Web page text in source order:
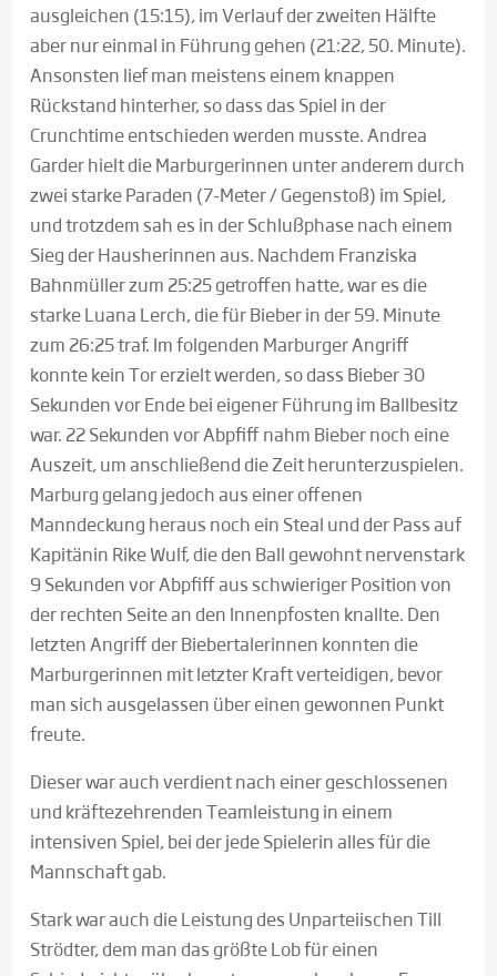
ausgleichen (15:15), im Verlauf der zweiten Hälfte
aber nur einmal in Führung gehen (21:22, 50. Minute).
Ansonsten lief man meistens einem knappen
Rückstand hinterher, so dass das Spiel in der
Crunchtime entschieden werden musste. Andrea
Garder hielt die Marburgerinnen unter anderem durch
zwei starke Paraden (7-Meter / Gegenstoß) im Spiel,
und trotzdem sah es in der Schlußphase nach einem
Sieg der Hausherinnen aus. Nachdem Franziska
Bahnmüller zum 25:25 getroffen hatte, war es die
starke Luana Lerch, die für Bieber in der 59. Minute
zum 26:25 traf. Im folgenden Marburger Angriff
konnte kein Tor erzielt werden, so dass Bieber 30
Sekunden vor Ende bei eigener Führung im Ballbesitz
war. 22 Sekunden vor Abpfiff nahm Bieber noch eine
Auszeit, um anschließend die Zeit herunterzuspielen.
Marburg gelang jedoch aus einer offenen
Manndeckung heraus noch ein Steal und der Pass auf
Kapitänin Rike Wulf, die den Ball gewohnt nervenstark
9 Sekunden vor Abpfiff aus schwieriger Position von
der rechten Seite an den Innenpfosten knallte. Den
letzten Angriff der Biebertalerinnen konnten die
Marburgerinnen mit letzter Kraft verteidigen, bevor
man sich ausgelassen über einen gewonnen Punkt
freute.
Dieser war auch verdient nach einer geschlossenen
und kräftezehrenden Teamleistung in einem
intensiven Spiel, bei der jede Spielerin alles für die
Mannschaft gab.
Stark war auch die Leistung des Unparteiischen Till
Strödter, dem man das größte Lob für einen